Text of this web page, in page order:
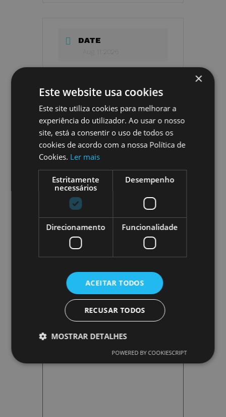
DATE
Aug 11 2026
8:00 am - 6:00 pm
Leave a Reply
published.
Required fields are
marked*
Comment *
×
Este website usa cookies
Este site utiliza cookies para melhorar a
experiência do utilizador. Ao usar o nosso
site, está a consentir o uso de todos os
cookies de acordo com a nossa Política de
Cookies. Ler mais
Estritamente
necessários
Desempenho
Direcionamento Funcionalidade
ACEITAR TODOS
RECUSAR TODOS
MOSTRAR DETALHES
POWERED BY COOKIESCRIPT